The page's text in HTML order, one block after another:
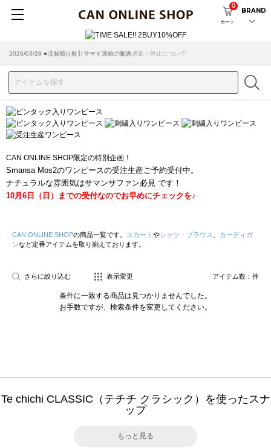
カート
0
BRAND
2026/07/29 ■【お知らせ】ヤマト運輸の配送遅延・停止について
2026/03/18 ■店舗受け取りサービスのご案内
CAN ONLINE SHOP限定の特別企画！
Smansa Mos2のワンピースの受注生産ご予約受付中。
ナチュラルな雰囲気はサマンサファン必見 です！
10月6日（日）までの受付なのでお早めにチェックを♪
CAN ONLINE SHOPの商品一覧です。 スカート やシャツ・ブラウス
カーディガ
ンなど定番アイテムを取り揃えております。
さらに絞り込む 表示変更 アイテム数： 件
条件に一致する商品は見つかりませんでした。
お手数ですが、検索条件を変更してください。
Te chichi CLASSIC（テチチ クラシック）を使ったスナ
ップ
もっと見る